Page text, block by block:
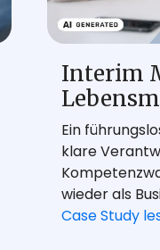
Interim
Ein
klare
wieder als
Case Study